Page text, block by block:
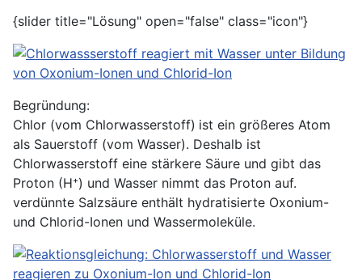
{slider title="Lösung" open="false" class="icon"}
Begründung:
Chlor (vom Chlorwasserstoff) ist ein größeres Atom
als Sauerstoff (vom Wasser). Deshalb ist
Chlorwasserstoff eine stärkere Säure und gibt das
Proton (H⁺) und Wasser nimmt das Proton auf.
verdünnte Salzsäure enthält hydratisierte Oxonium-
und Chlorid-Ionen und Wassermoleküle.